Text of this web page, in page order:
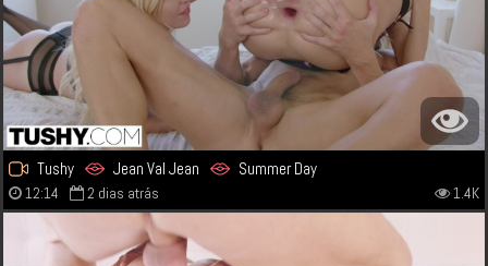
Tushy Jean Val Jean Summer Day
12:14 2 dias atrás 1.4K